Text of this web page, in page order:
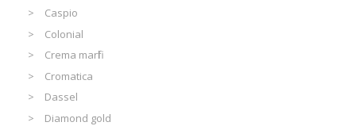
Caspio
Colonial
Crema marfil
Cromatica
Dassel
Diamond gold